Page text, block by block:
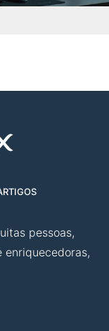
pessoas,
enriquecedoras,